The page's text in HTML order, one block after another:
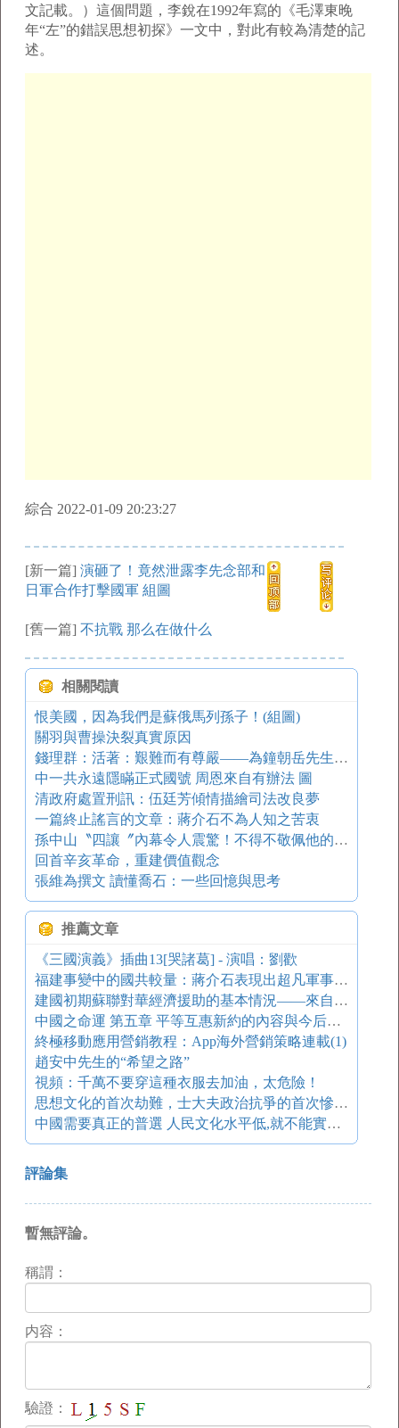
文記載。）這個問題，李銳在1992年寫的《毛澤東晚
年“左”的錯誤思想初探》一文中，對此有較為清楚的記
述。
綜合 2022-01-09 20:23:27
[新一篇] 演砸了！竟然泄露李先念部和
日軍合作打擊國軍 組圖
[舊一篇] 不抗戰 那么在做什么
相關閱讀
恨美國，因為我們是蘇俄馬列孫子！(組圖)
關羽與曹操決裂真實原因
錢理群：活著：艱難而有尊嚴——為鐘朝岳先生六十九壽辰而作
中一共永遠隱瞞正式國號 周恩來自有辦法 圖
清政府處置刑訊：伍廷芳傾情描繪司法改良夢
一篇終止謠言的文章：蔣介石不為人知之苦衷
孫中山〝四讓〞內幕令人震驚！不得不敬佩他的胸懷⋯⋯
回首辛亥革命，重建價值觀念
張維為撰文 讀懂喬石：一些回憶與思考
推薦文章
《三國演義》插曲13[哭諸葛] - 演唱：劉歡
福建事變中的國共較量：蔣介石表現出超凡軍事才能
建國初期蘇聯對華經濟援助的基本情況——來自中國和俄國的檔案材料
中國之命運 第五章 平等互惠新約的內容與今后建國工作之重心
終極移動應用營銷教程：App海外營銷策略連載(1)
趙安中先生的“希望之路”
視頻：千萬不要穿這種衣服去加油，太危險！
思想文化的首次劫難，士大夫政治抗爭的首次慘劇---焚書坑儒
中國需要真正的普選 人民文化水平低,就不能實行民選嗎 ?
評論集
暫無評論。
稱謂：
内容：
驗證：